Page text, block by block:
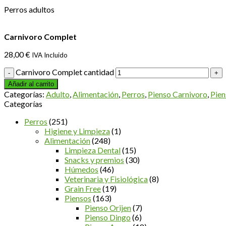
Perros adultos
Carnivoro Complet
28,00€ IVA Incluido
Carnivoro Complet cantidad
Añadir al carrito
Categorías: Adulto,Alimentación, Perros, Pienso Carnivoro,
Categorías
Perros (251)
Higiene y Limpieza(1)
Alimentación(248)
Limpieza Dental(15)
Snacks y premios (30)
Húmedos (46)
Veterinaria y Fisiológica(8)
Grain Free(19)
Piensos (163)
Pienso Orijen(7)
Pienso Dingo (6)